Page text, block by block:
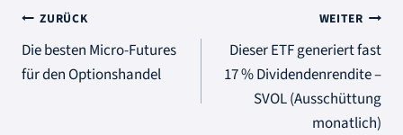
Beitragsnavigation
ZURÜCK
Die besten Micro-Futures
für den Optionshandel
WEITER
Dieser ETF generiert fast
17 % Dividendenrendite –
SVOL (Ausschüttung
monatlich)